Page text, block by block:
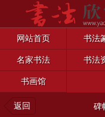
网站首页 书法
名家书法 书法
书画馆
返回 碑